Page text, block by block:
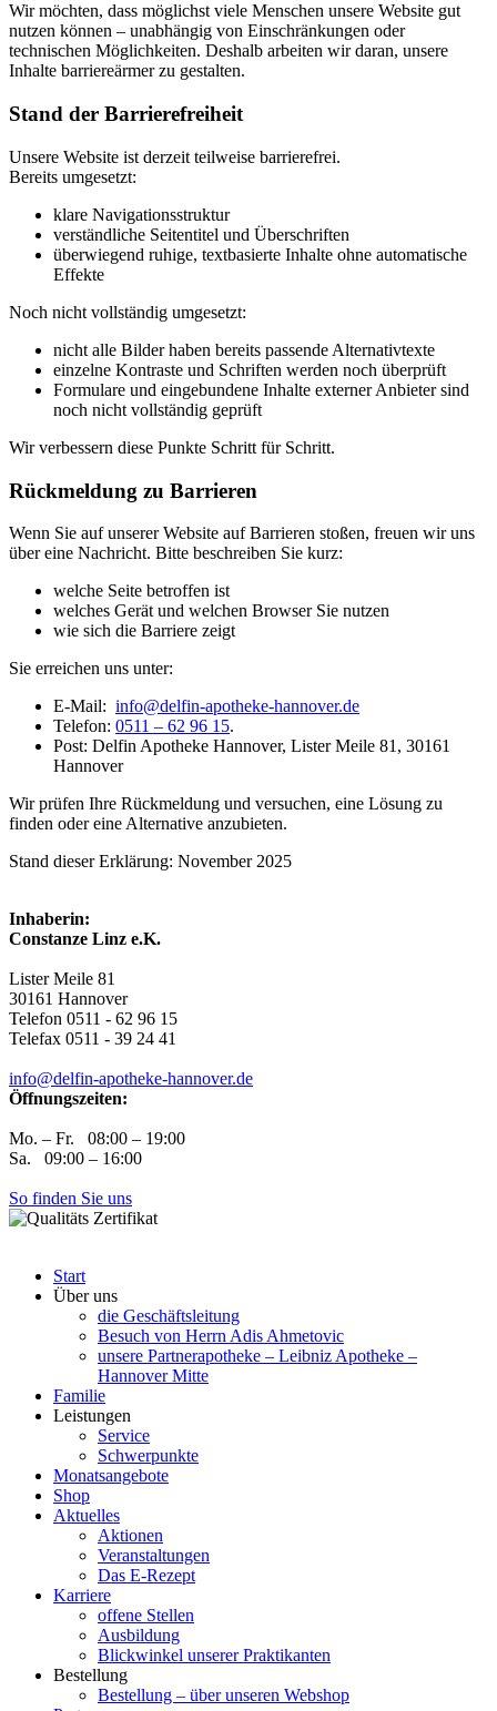
Wir möchten, dass möglichst viele Menschen unsere Website gut
nutzen können – unabhängig von Einschränkungen oder
technischen Möglichkeiten. Deshalb arbeiten wir daran, unsere
Inhalte barriereärmer zu gestalten.
Stand der Barrierefreiheit
Unsere Website ist derzeit teilweise barrierefrei.
Bereits umgesetzt:
klare Navigationsstruktur
verständliche Seitentitel und Überschriften
überwiegend ruhige, textbasierte Inhalte ohne automatische
Effekte
Noch nicht vollständig umgesetzt:
nicht alle Bilder haben bereits passende Alternativtexte
einzelne Kontraste und Schriften werden noch überprüft
Formulare und eingebundene Inhalte externer Anbieter sind
noch nicht vollständig geprüft
Wir verbessern diese Punkte Schritt für Schritt.
Rückmeldung zu Barrieren
Wenn Sie auf unserer Website auf Barrieren stoßen, freuen wir uns
über eine Nachricht. Bitte beschreiben Sie kurz:
welche Seite betroffen ist
welches Gerät und welchen Browser Sie nutzen
wie sich die Barriere zeigt
Sie erreichen uns unter:
E-Mail: info@delfin-apotheke-hannover.de
Telefon: 0511 – 62 96 15.
Post: Delfin Apotheke Hannover, Lister Meile 81, 30161
Hannover
Wir prüfen Ihre Rückmeldung und versuchen, eine Lösung zu
finden oder eine Alternative anzubieten.
Stand dieser Erklärung: November 2025
Inhaberin:
Constanze Linz e.K.
Lister Meile 81
30161 Hannover
Telefon 0511 - 62 96 15
Telefax 0511 - 39 24 41
info@delfin-apotheke-hannover.de
Öffnungszeiten:
Mo. – Fr. 08:00 – 19:00
Sa. 09:00 – 16:00
So finden Sie uns
Start
Über uns
die Geschäftsleitung
Besuch von Herrn Adis Ahmetovic
unsere Partnerapotheke – Leibniz Apotheke –
Hannover Mitte
Familie
Leistungen
Service
Schwerpunkte
Monatsangebote
Shop
Aktuelles
Aktionen
Veranstaltungen
Das E-Rezept
Karriere
offene Stellen
Ausbildung
Blickwinkel unserer Praktikanten
Bestellung
Bestellung – über unseren Webshop